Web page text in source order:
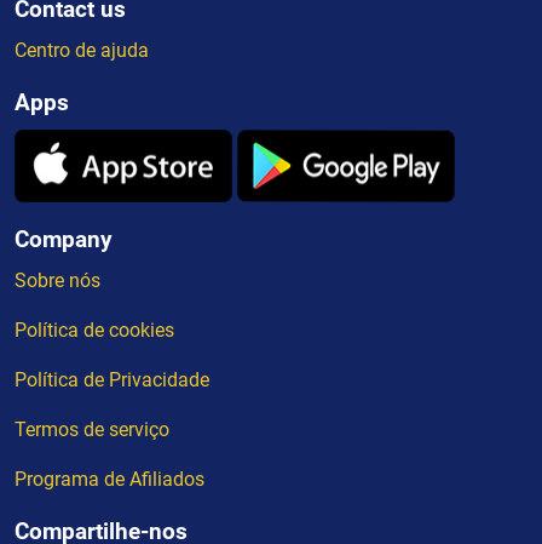
Contact us
Centro de ajuda
Apps
Company
Sobre nós
Política de cookies
Política de Privacidade
Termos de serviço
Programa de Afiliados
Compartilhe-nos